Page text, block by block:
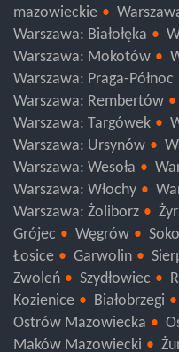
Miechów
Bochnia
mazowieckie
Warszawa: Białołęka
Warszawa: Mokotów
Warszawa: Praga-Północ
Warszawa: Rembertów
Warszawa: Targówek
Warszawa: Ursynów
Warszawa: Wesoła
Warszawa: Włochy
Warszawa: Żoliborz
Grójec
Węgrów
Łosice
Garwolin
Zwoleń
Szydłowiec
Kozienice
Białobrzegi
Ostrów Mazowiecka